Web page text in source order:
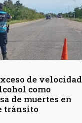
de velocidad
como
de muertes en
tránsito